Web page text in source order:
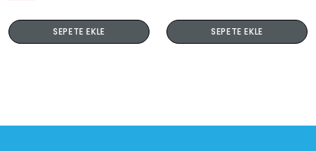
SEPETE EKLE SEPETE EKLE